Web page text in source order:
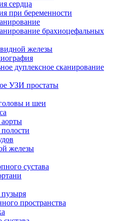
сердца
при беременности
брахиоцефальных
железы
дуплексное сканирование
УЗИ простаты
и шеи
железы
сустава
пространства